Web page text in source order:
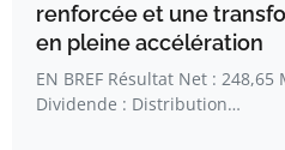
renforcée et une
en pleine accélération
EN BREF Résultat Net : 248,65
Dividende : Distribution…